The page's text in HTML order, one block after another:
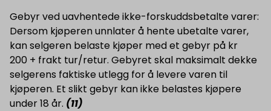
Gebyr ved uavhentede ikke-forskuddsbetalte varer:
Dersom kjøperen unnlater å hente ubetalte varer,
kan selgeren belaste kjøper med et gebyr på kr
200 + frakt tur/retur. Gebyret skal maksimalt dekke
selgerens faktiske utlegg for å levere varen til
kjøperen. Et slikt gebyr kan ikke belastes kjøpere
under 18 år. (11)